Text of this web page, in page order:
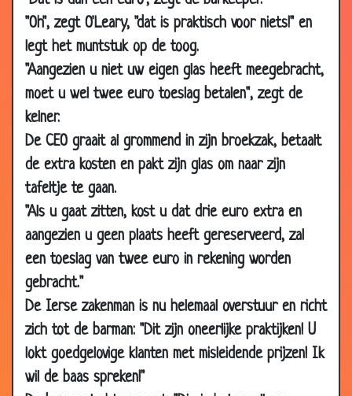
"Oh", zegt O'Leary, "dat is praktisch voor niets!" en
legt het muntstuk op de toog.
"Aangezien u niet uw eigen glas heeft meegebracht,
moet u wel twee euro toeslag betalen", zegt de
kelner.
De CEO graait al grommend in zijn broekzak, betaalt
de extra kosten en pakt zijn glas om naar zijn
tafeltje te gaan.
"Als u gaat zitten, kost u dat drie euro extra en
aangezien u geen plaats heeft gereserveerd, zal
een toeslag van twee euro in rekening worden
gebracht."
De Ierse zakenman is nu helemaal overstuur en richt
zich tot de barman: "Dit zijn oneerlijke praktijken! U
lokt goedgelovige klanten met misleidende prijzen! Ik
wil de baas spreken!"
2019
23 Jun
2019
Javier Guzman - Amsterdammer over
buitenlanders
21 Jun
2019
Javier Guzman - Oplossingen tegen
2.28
16 May
2019
Verkiezingen 2.50
04 Apr
2019
Samsung & Gert
13 Mar
2019
De kapper 2.80
11 Mar
2019
Freek de Jonge - Rampeninstructies
13 Feb
2019
Herman Finkers - Piet 4.76
02 Feb
2019
Brexit